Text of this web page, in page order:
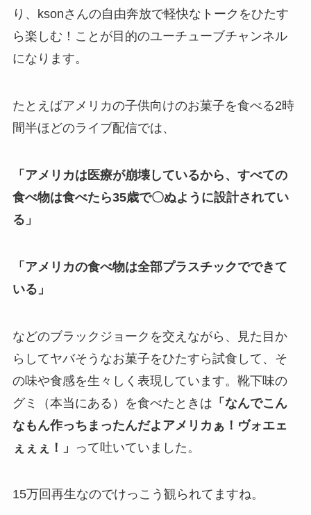
り、ksonさんの自由奔放で軽快なトークをひたす
ら楽しむ！ことが目的のユーチューブチャンネル
になります。
たとえばアメリカの子供向けのお菓子を食べる2時
間半ほどのライブ配信では、
「アメリカは医療が崩壊しているから、すべての
食べ物は食べたら35歳で〇ぬように設計されてい
る」
「アメリカの食べ物は全部プラスチックでできて
いる」
などのブラックジョークを交えながら、見た目か
らしてヤバそうなお菓子をひたすら試食して、そ
の味や食感を生々しく表現しています。靴下味の
グミ（本当にある）を食べたときは 「なんでこん
なもん作っちまったんだよアメリカぁ！ヴォエェ
ぇぇぇ！」 って吐いていました。
15万回再生なのでけっこう観られてますね。